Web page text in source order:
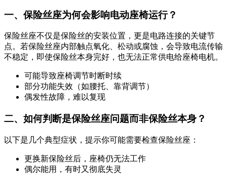
一、保险丝座为何会影响电动座椅运行？
保险丝座不仅是保险丝的安装位置，更是电路连接的关键节
点。若保险丝座内部触点氧化、松动或腐蚀，会导致电流传输
不稳定，即使保险丝本身完好，也无法正常供电给座椅电机。
可能导致座椅调节时断时续
部分功能失效（如腰托、靠背调节）
偶发性故障，难以复现
二、如何判断是保险丝座问题而非保险丝本身？
以下是几个典型症状，提示你可能需要检查保险丝座：
更换新保险丝后，座椅仍无法工作
偶尔能用，有时又彻底失灵